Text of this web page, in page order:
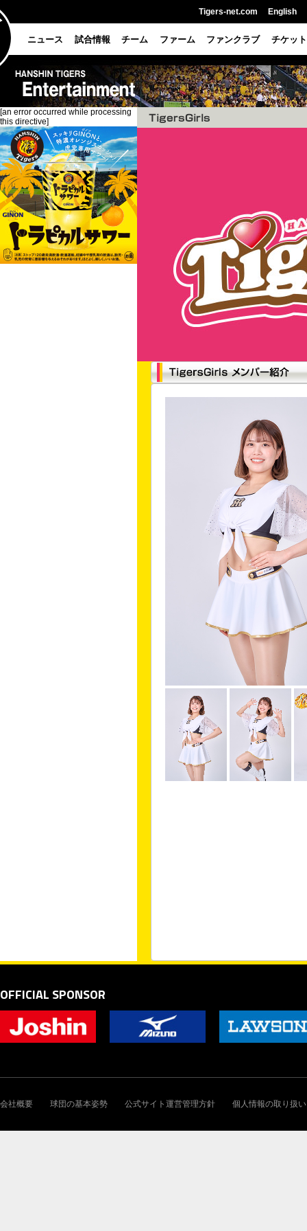
Tigers-net.com English
ニュース 試合情報 チーム ファーム ファンクラブ チケット
[an error occurred while processing
this directive]
OFFICIAL SPONSOR
会社概要 球団の基本姿勢 公式サイト運営管理方針 個人情報の取り扱い